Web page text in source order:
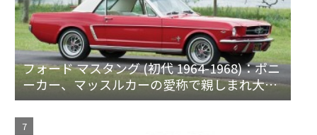
フォード マスタング (初代 1964-1968)：ポニ
ーカー、マッスルカーの愛称で親しまれ大ヒ
ット